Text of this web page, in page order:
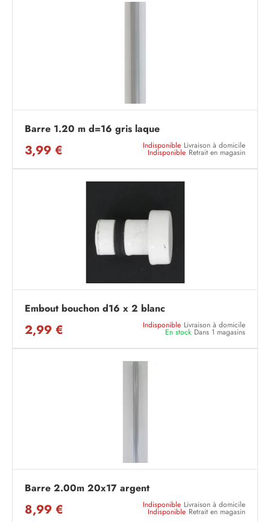
Barre 1.20 m d=16 gris laque
3,99 € Indisponible Livraison à domicile
Indisponible Retrait en magasin
Embout bouchon d16 x 2 blanc
2,99 € Indisponible Livraison à domicile
En stock Dans 1 magasins
Barre 2.00m 20x17 argent
8,99 € Indisponible Livraison à domicile
Indisponible Retrait en magasin